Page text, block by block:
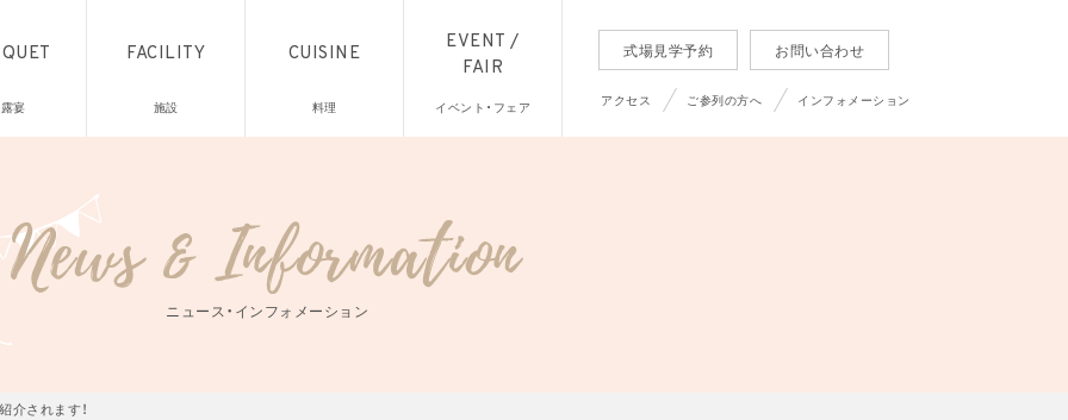
宴
FACILITY
施設
CUISINE
料理
EVENT /
FAIR
イベント・フェア
式場見学予約 お問い合わせ
アクセス ご参列の方へ インフォメーション
ニュース・インフォメーション
介されます！